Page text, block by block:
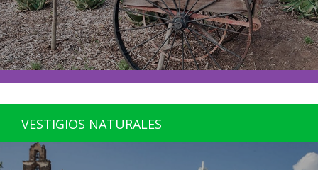
VESTIGIOS NATURALES